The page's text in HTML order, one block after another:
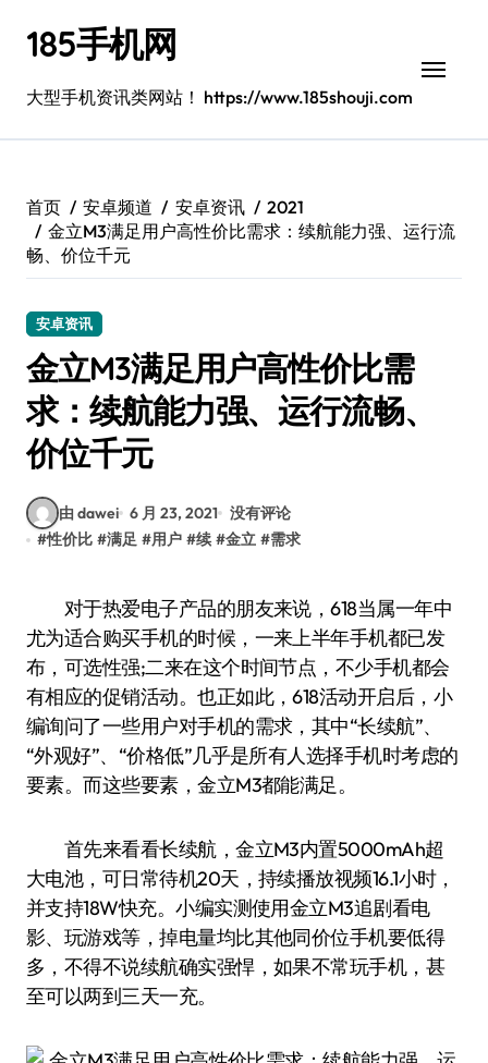
185手机网
大型手机资讯类网站！ https://www.185shouji.com
首页 安卓频道 安卓资讯
2021
金立M3满足用户高性价比需求：续航能力强、运行流
畅、价位千元
安卓资讯
金立M3满足用户高性价比需
求：续航能力强、运行流畅、
价位千元
由 dawei 6 月 23, 2021 没有评论
#性价比 #满足 #用户 #续 #金立 #需求
对于热爱电子产品的朋友来说，618当属一年中
尤为适合购买手机的时候，一来上半年手机都已发
布，可选性强;二来在这个时间节点，不少手机都会
有相应的促销活动。也正如此，618活动开启后，小
编询问了一些用户对手机的需求，其中“长续航”、
“外观好”、“价格低”几乎是所有人选择手机时考虑的
要素。而这些要素，金立M3都能满足。
首先来看看长续航，金立M3内置5000mAh超
大电池，可日常待机20天，持续播放视频16.1小时，
并支持18W快充。小编实测使用金立M3追剧看电
影、玩游戏等，掉电量均比其他同价位手机要低得
多，不得不说续航确实强悍，如果不常玩手机，甚
至可以两到三天一充。